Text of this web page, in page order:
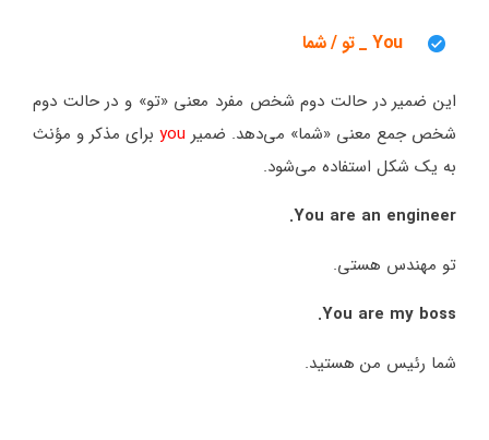
You _ تو / شما
این ضمیر در حالت دوم شخص مفرد معنی «تو» و در حالت دوم
شخص جمع معنی «شما» می‌دهد. ضمیر you برای مذکر و مؤنث
به یک شکل استفاده می‌شود.
You are an engineer.
تو مهندس هستی.
You are my boss.
شما رئیس من هستید.